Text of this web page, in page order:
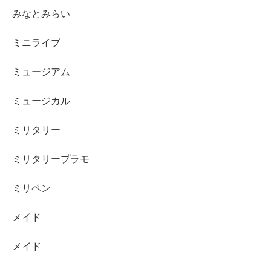
みなとみらい
ミニライブ
ミュージアム
ミュージカル
ミリタリー
ミリタリープラモ
ミリペン
メイド
メイド